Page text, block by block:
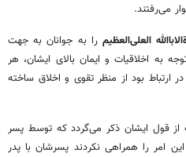
می‌رفتند.
العلی‌العظیم را به جوانان به جهت
به اخلاقیات و ایمان بالای ایشان، هر
ارتباط بود از منظر تقوی و اخلاق ساخته
از قول ایشان ذکر می‌گردد که توسط پسر
امر را همراهی نکردند پسرشان با پدر